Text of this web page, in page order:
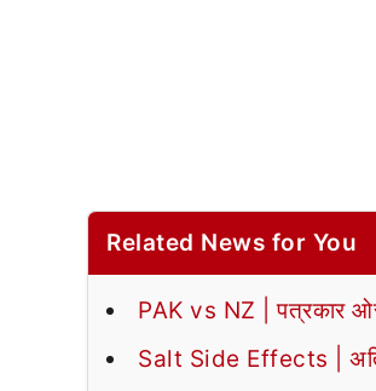
Related News for You
PAK vs NZ | पत्रकार
Salt Side Effects |